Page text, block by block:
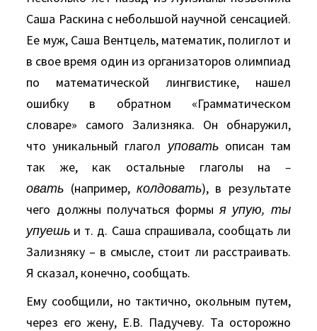
Саша Раскина с небольшой научной сенсацией.
Ее муж, Саша Вентцель, математик, полиглот и
в свое время один из организаторов олимпиад
по математической лингвистике, нашел
ошибку в обратном «Грамматическом
словаре» самого Зализняка. Он обнаружил,
что уникальный глагол уповатьописан там
так же, как остальные глаголы на –
овать (например,колдовать), в результате
чего должны получаться формыя упую, ты
упуешь и т. д. Саша спрашивала, сообщать ли
Зализняку – в смысле, стоит ли расстраивать.
Я сказал, конечно, сообщать.
Ему сообщили, но тактично, окольным путем,
через его жену, Е.В. Падучеву. Та осторожно